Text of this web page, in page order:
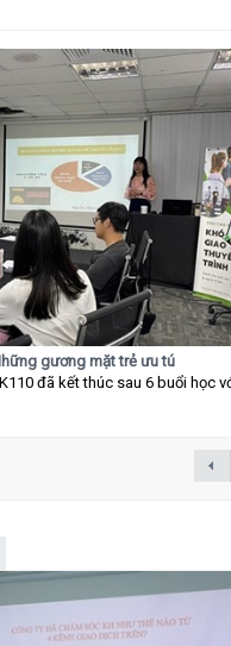
gương mặt trẻ ưu tú
đã kết thúc sau 6 buổi học